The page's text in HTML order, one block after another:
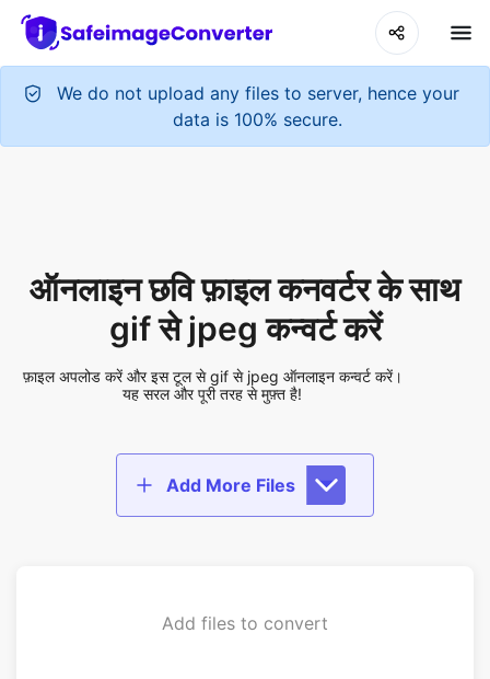
We do not upload any files to server, hence your
data is 100% secure.
फ़ाइल अपलोड करें और इस टूल से gif से jpeg ऑनलाइन कन्वर्ट करें।
यह सरल और पूरी तरह से मुफ़्त है!
Add More Files